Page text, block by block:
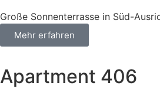
Große Sonnenterrasse in Süd-
Mehr erfahren
Apartment 406